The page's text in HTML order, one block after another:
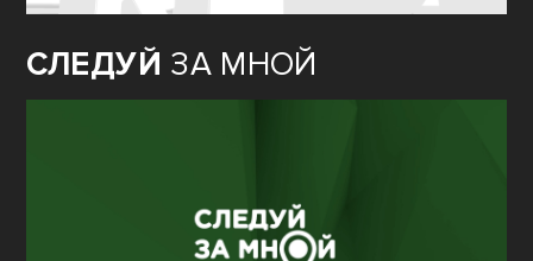
СЛЕДУЙ ЗА МНОЙ